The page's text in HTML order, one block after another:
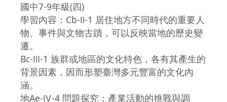
國中7-9年級(四)
學習內容：Cb-Ⅱ-1 居住地方不同時代的重要人
物、事件與文物古蹟，可以反映當地的歷史變
遷。
Bc-Ⅲ-1 族群或地區的文化特色，各有其產生的
背景因素，因而形塑臺灣多元豐富的文化內
涵。
地Ae-Ⅳ-4 問題探究：產業活動的挑戰與調